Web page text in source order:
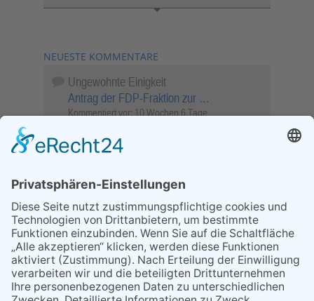
NEUESTE KOMMENTARE
Ungewohnte Einigkeit
Antrag der FDP-Fraktion zur …
Kommentiert vor: 10 Wochen 6 Tage
Objekt …
Kommentiert vor: 26 Wochen 1 Tag
Sperrung für Wassersportler schlägt hohe
Wellen
Sperrung der Stillgewässer
Kommentiert vor:1 Jahr 50 Wochen
Literarischer Rückblick
Alte Schule
Kommentiert vor:3 Jahre 18 Wochen